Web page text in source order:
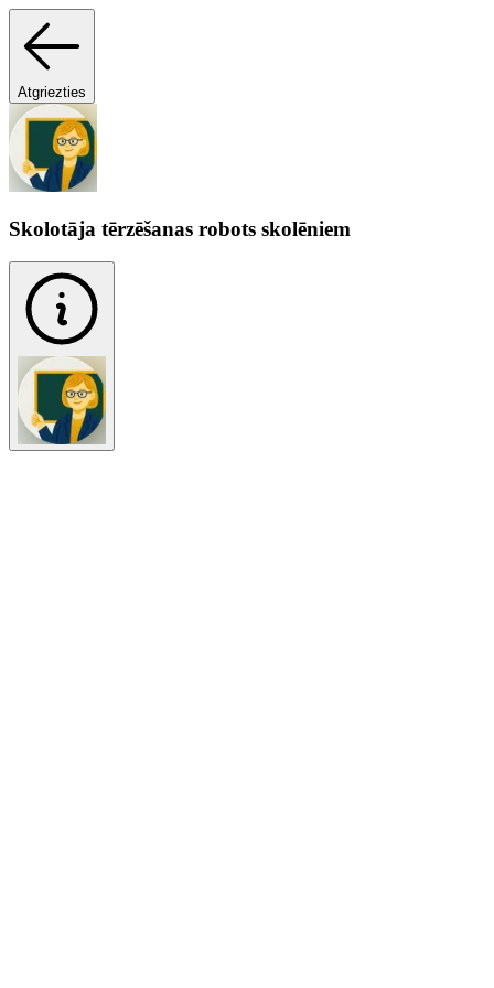
Atgriezties
Skolotāja tērzēšanas robots skolēniem